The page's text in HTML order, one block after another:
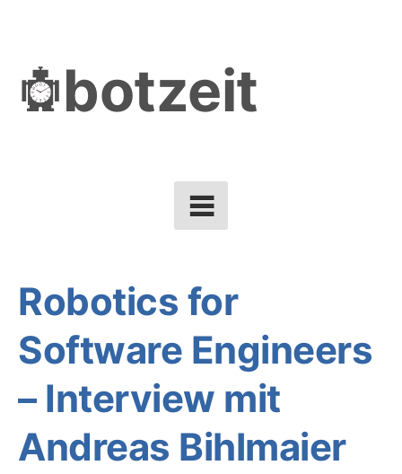
contentbotzeit
Robotics for
Software Engineers
– Interview mit
Andreas Bihlmaier